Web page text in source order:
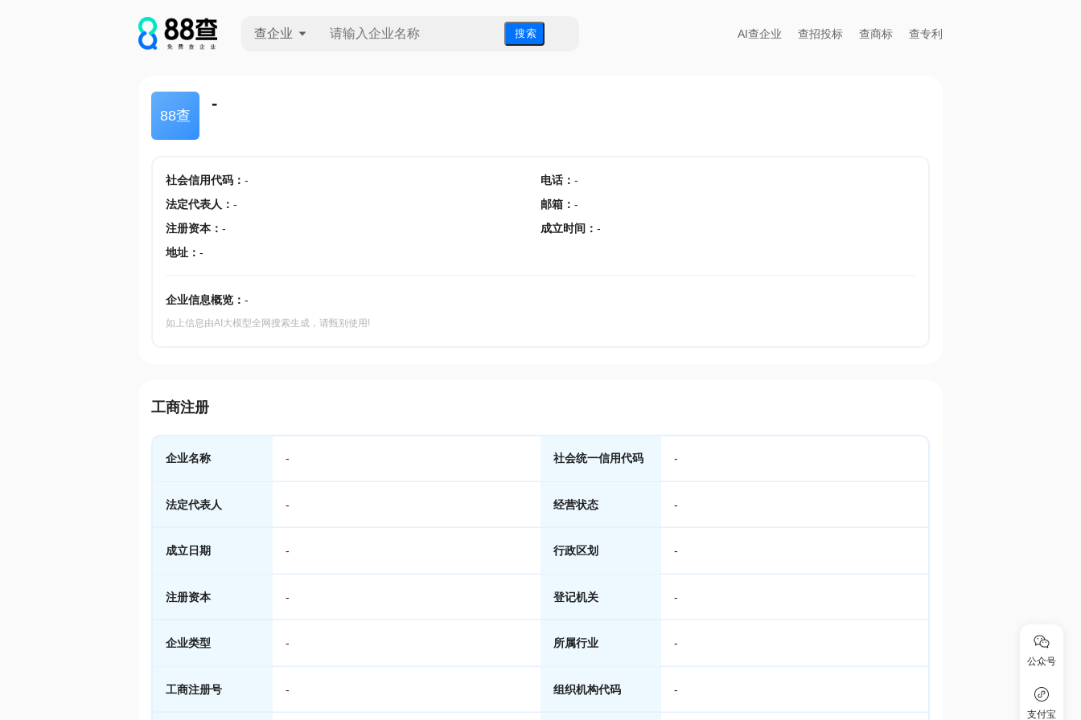
查企业 搜 索 AI查企业 查招投标 查商标 查专利
88查
-
社会信用代码： - 电话： -
法定代表人 ： - 邮箱 ： -
注册资本： - 成立时间 ： -
地址： -
企业信息概览： -
如上信息由AI大模型全网搜索生成，请甄别使用!
工商注册
企业名称 - 社会统一信用代码 -
法定代表人 - 经营状态 -
成立日期 - 行政区划 -
注册资本 - 登记机关 -
企业类型 - 所属行业 -
工商注册号 - 组织机构代码 -
公众号
支付宝